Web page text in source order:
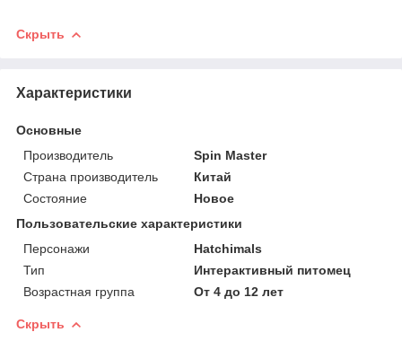
Скрыть
Характеристики
Основные
Производитель
Spin Master
Страна производитель
Китай
Состояние
Новое
Пользовательские характеристики
Персонажи
Hatchimals
Тип
Интерактивный питомец
Возрастная группа
От 4 до 12 лет
Скрыть